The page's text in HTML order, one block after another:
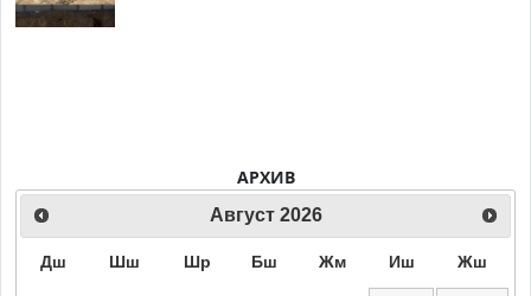
АРХИВ
Август 2026
Дш Шш Шр Бш Жм Иш Жш